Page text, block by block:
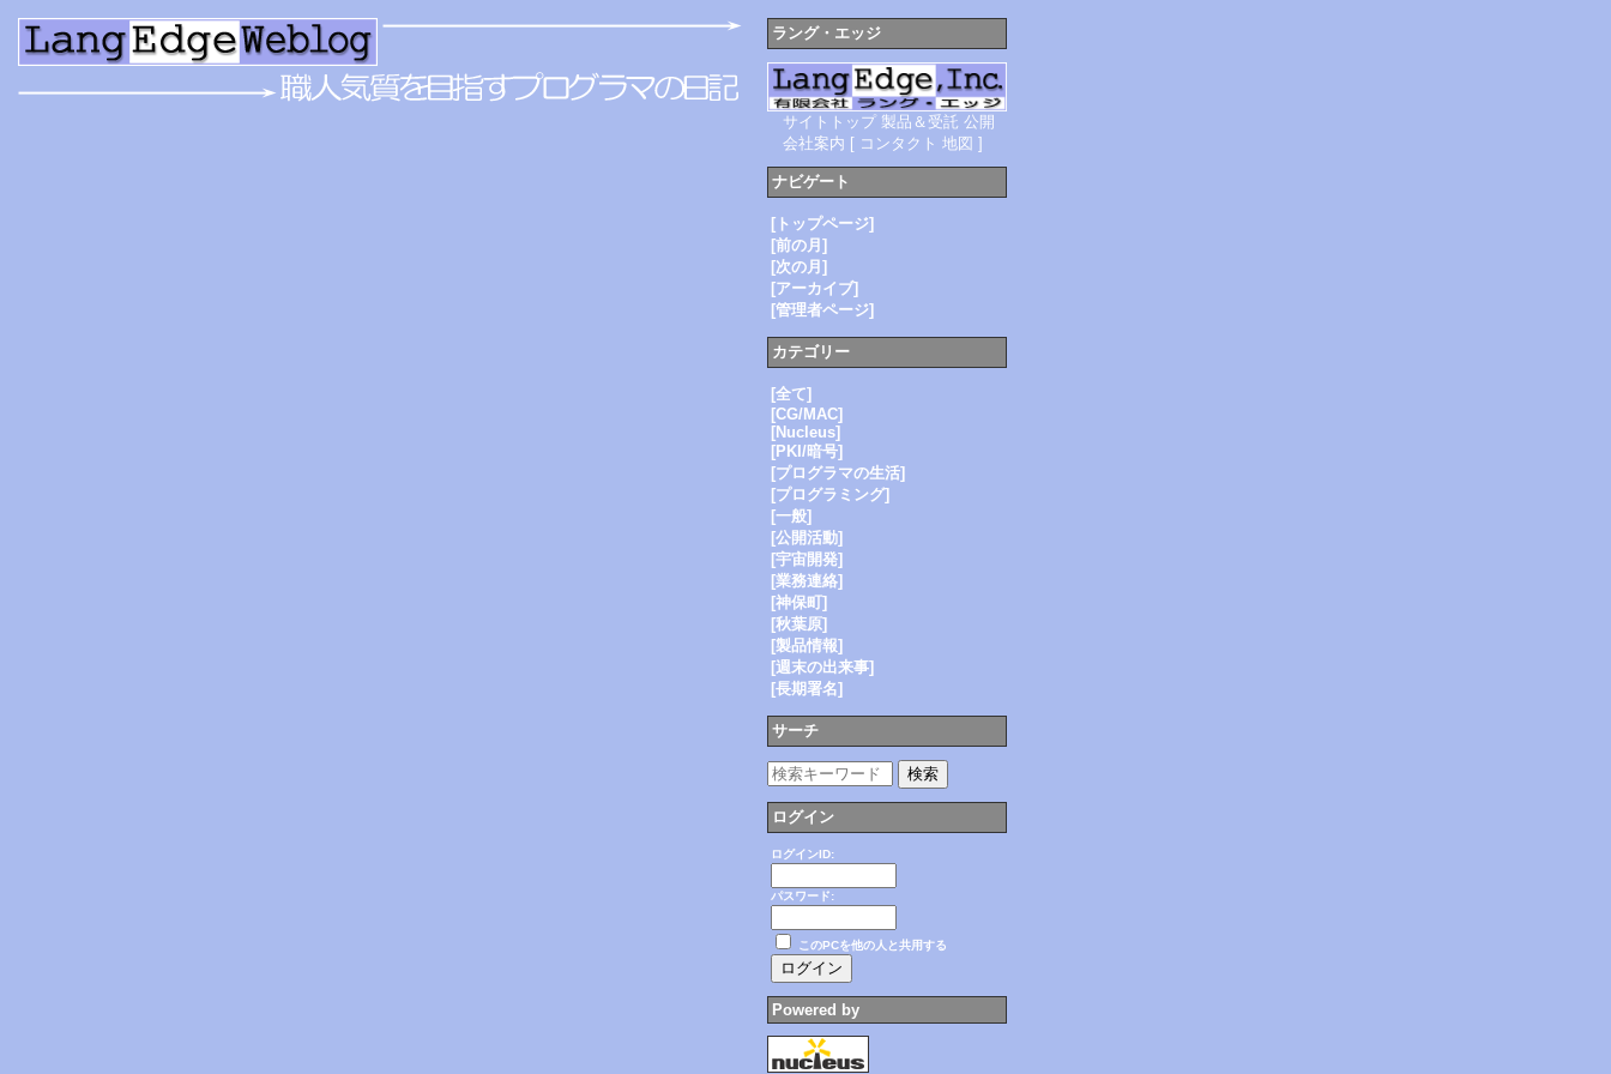
ラング・エッジ
サイトトップ 製品＆受託 公開
会社案内 [ コンタクト 地図 ]
ナビゲート
[トップページ]
[前の月]
[次の月]
[アーカイブ]
[管理者ページ]
カテゴリー
[全て]
[CG/MAC]
[Nucleus]
[PKI/暗号]
[プログラマの生活]
[プログラミング]
[一般]
[公開活動]
[宇宙開発]
[業務連絡]
[神保町]
[秋葉原]
[製品情報]
[週末の出来事]
[長期署名]
サーチ
ログイン
ログインID:
パスワード:
このPCを他の人と共用する
Powered by